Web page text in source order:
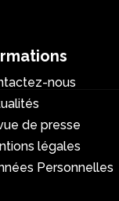
nous
de presse
légales
Personnelles